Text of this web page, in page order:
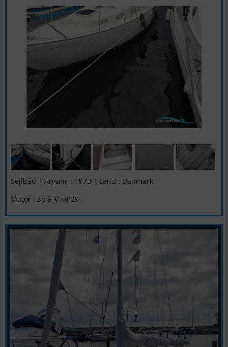
Sejlbåd | Årgang : 1973 | Land : Danmark
Motor : Solé Mini 29